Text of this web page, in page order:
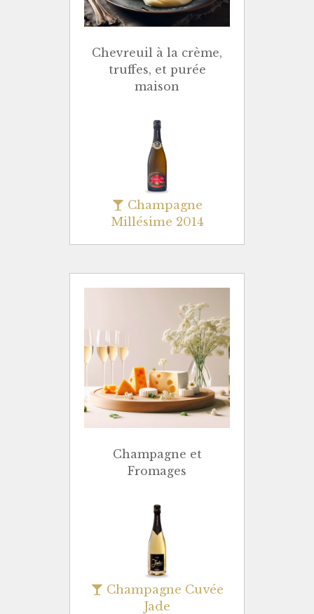
Chevreuil à la crème,
truffes, et purée
maison
Champagne
Millésime 2014
Champagne et
Fromages
Champagne Cuvée
Jade